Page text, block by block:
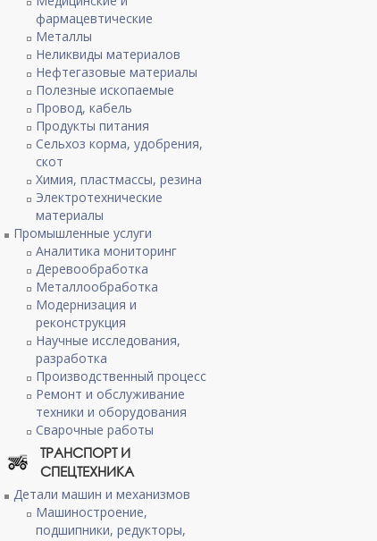
фармацевтические
Металлы
Неликвиды материалов
Нефтегазовые материалы
Полезные ископаемые
Провод, кабель
Продукты питания
Сельхоз корма, удобрения,
скот
Химия, пластмассы, резина
Электротехнические
материалы
Промышленные услуги
Аналитика мониторинг
Деревообработка
Металлообработка
Модернизация и
реконструкция
Научные исследования,
разработка
Производственный процесс
Ремонт и обслуживание
техники и оборудования
Сварочные работы
ТРАНСПОРТ И
СПЕЦТЕХНИКА
Детали машин и механизмов
Машиностроение,
подшипники, редукторы,